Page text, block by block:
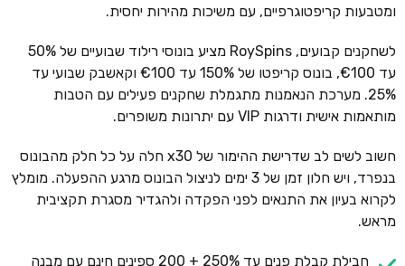
ומטבעות קריפטוגרפיים, עם משיכות מהירות יחסית.
לשחקנים קבועים, RoySpins מציע בונוסי רילוד שבועיים של 50%
עד €100, בונוס קריפטו של 150% עד €100 וקאשבק שבועי עד
25%. מערכת הנאמנות מתגמלת שחקנים פעילים עם הטבות
מותאמות אישית ודרגות VIP עם יתרונות משופרים.
חשוב לשים לב שדרישת ההימור של x30 חלה על כל חלק מהבונוס
בנפרד, ויש חלון זמן של 3 ימים לניצול הבונוס מרגע ההפעלה. מומלץ
לקרוא בעיון את התנאים לפני הפקדה ולהגדיר מסגרת תקציבית
מראש.
חבילת קבלת פנים עד 250% + 200 ספינים חינם עם מבנה